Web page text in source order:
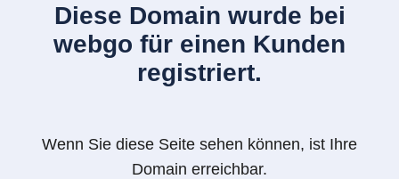
Diese Domain wurde bei
webgo für einen Kunden
registriert.
Wenn Sie diese Seite sehen können, ist Ihre
Domain erreichbar.